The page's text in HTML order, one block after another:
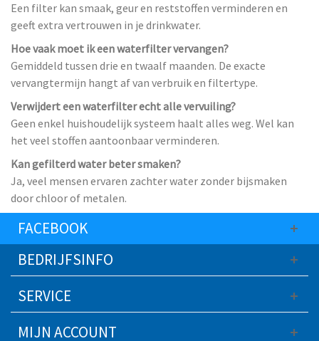
Een filter kan smaak, geur en reststoffen verminderen en
geeft extra vertrouwen in je drinkwater.
Hoe vaak moet ik een waterfilter vervangen?
Gemiddeld tussen drie en twaalf maanden. De exacte
vervangtermijn hangt af van verbruik en filtertype.
Verwijdert een waterfilter echt alle vervuiling?
Geen enkel huishoudelijk systeem haalt alles weg. Wel kan
het veel stoffen aantoonbaar verminderen.
Kan gefilterd water beter smaken?
Ja, veel mensen ervaren zachter water zonder bijsmaken
door chloor of metalen.
FACEBOOK
BEDRIJFSINFO
SERVICE
MIJN ACCOUNT